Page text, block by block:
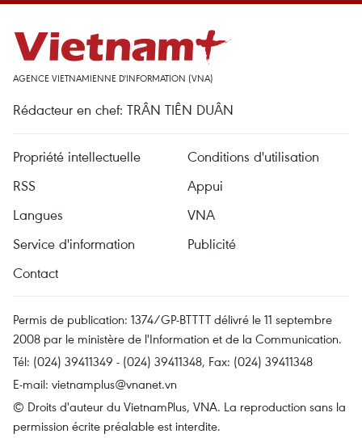
AGENCE VIETNAMIENNE D'INFORMATION (VNA)
Rédacteur en chef: TRÂN TIÊN DUÂN
Propriété intellectuelle
Conditions d'utilisation
RSS
Appui
Langues
VNA
Service d'information
Publicité
Contact
Permis de publication: 1374/GP-BTTTT délivré le 11 septembre
2008 par le ministère de l'Information et de la Communication.
Tél: (024) 39411349 - (024) 39411348, Fax: (024) 39411348
E-mail: vietnamplus@vnanet.vn
© Droits d'auteur du VietnamPlus, VNA. La reproduction sans la
permission écrite préalable est interdite.